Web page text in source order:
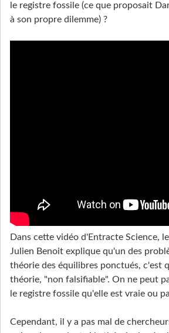
le registre fossile (ce que proposait
à son propre dilemme) ?
Dans cette vidéo d'Entracte Science,
Julien Benoit explique qu'un des
théorie des équilibres ponctués, c'est
théorie, "non falsifiable". On ne peut
le registre fossile qu'elle est vraie ou
Cependant, il y a pas mal de